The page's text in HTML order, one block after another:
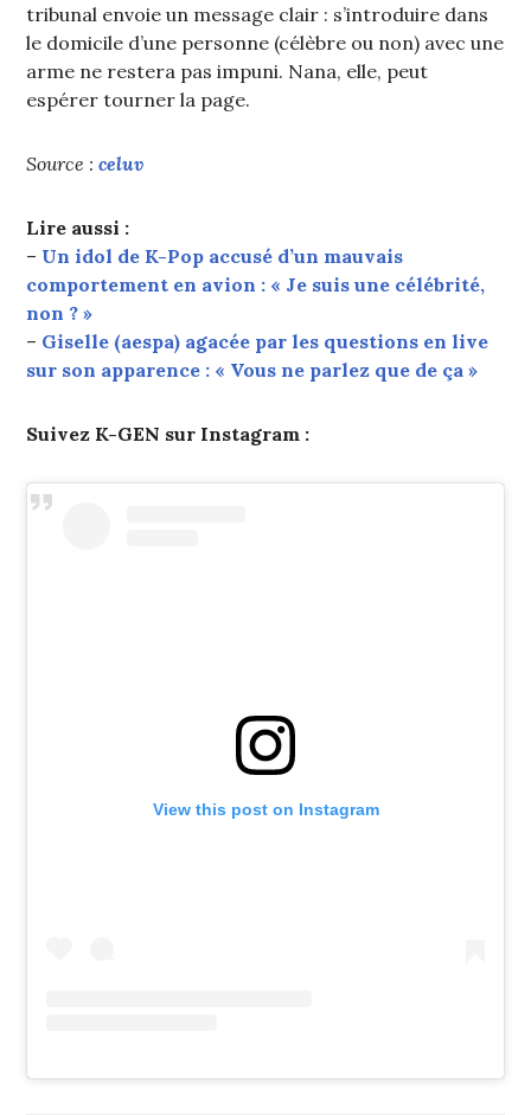
tribunal envoie un message clair : s’introduire dans
le domicile d’une personne (célèbre ou non) avec une
arme ne restera pas impuni. Nana, elle, peut
espérer tourner la page.
Source :celuv
Lire aussi :
– Un idol de K-Pop accusé d’un mauvais
comportement en avion : « Je suis une célébrité,
non ? »
– Giselle (aespa) agacée par les questions en live
sur son apparence : « Vous ne parlez que de ça »
Suivez K-GEN sur Instagram :
View this post on Instagram